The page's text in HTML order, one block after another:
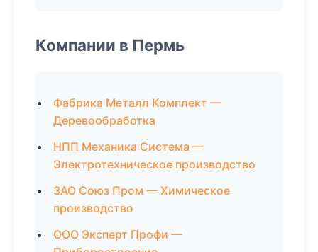
Компании в Пермь
Фабрика Металл Комплект —
Деревообработка
НПП Механика Система —
Электротехническое производство
ЗАО Союз Пром — Химическое
производство
ООО Эксперт Профи —